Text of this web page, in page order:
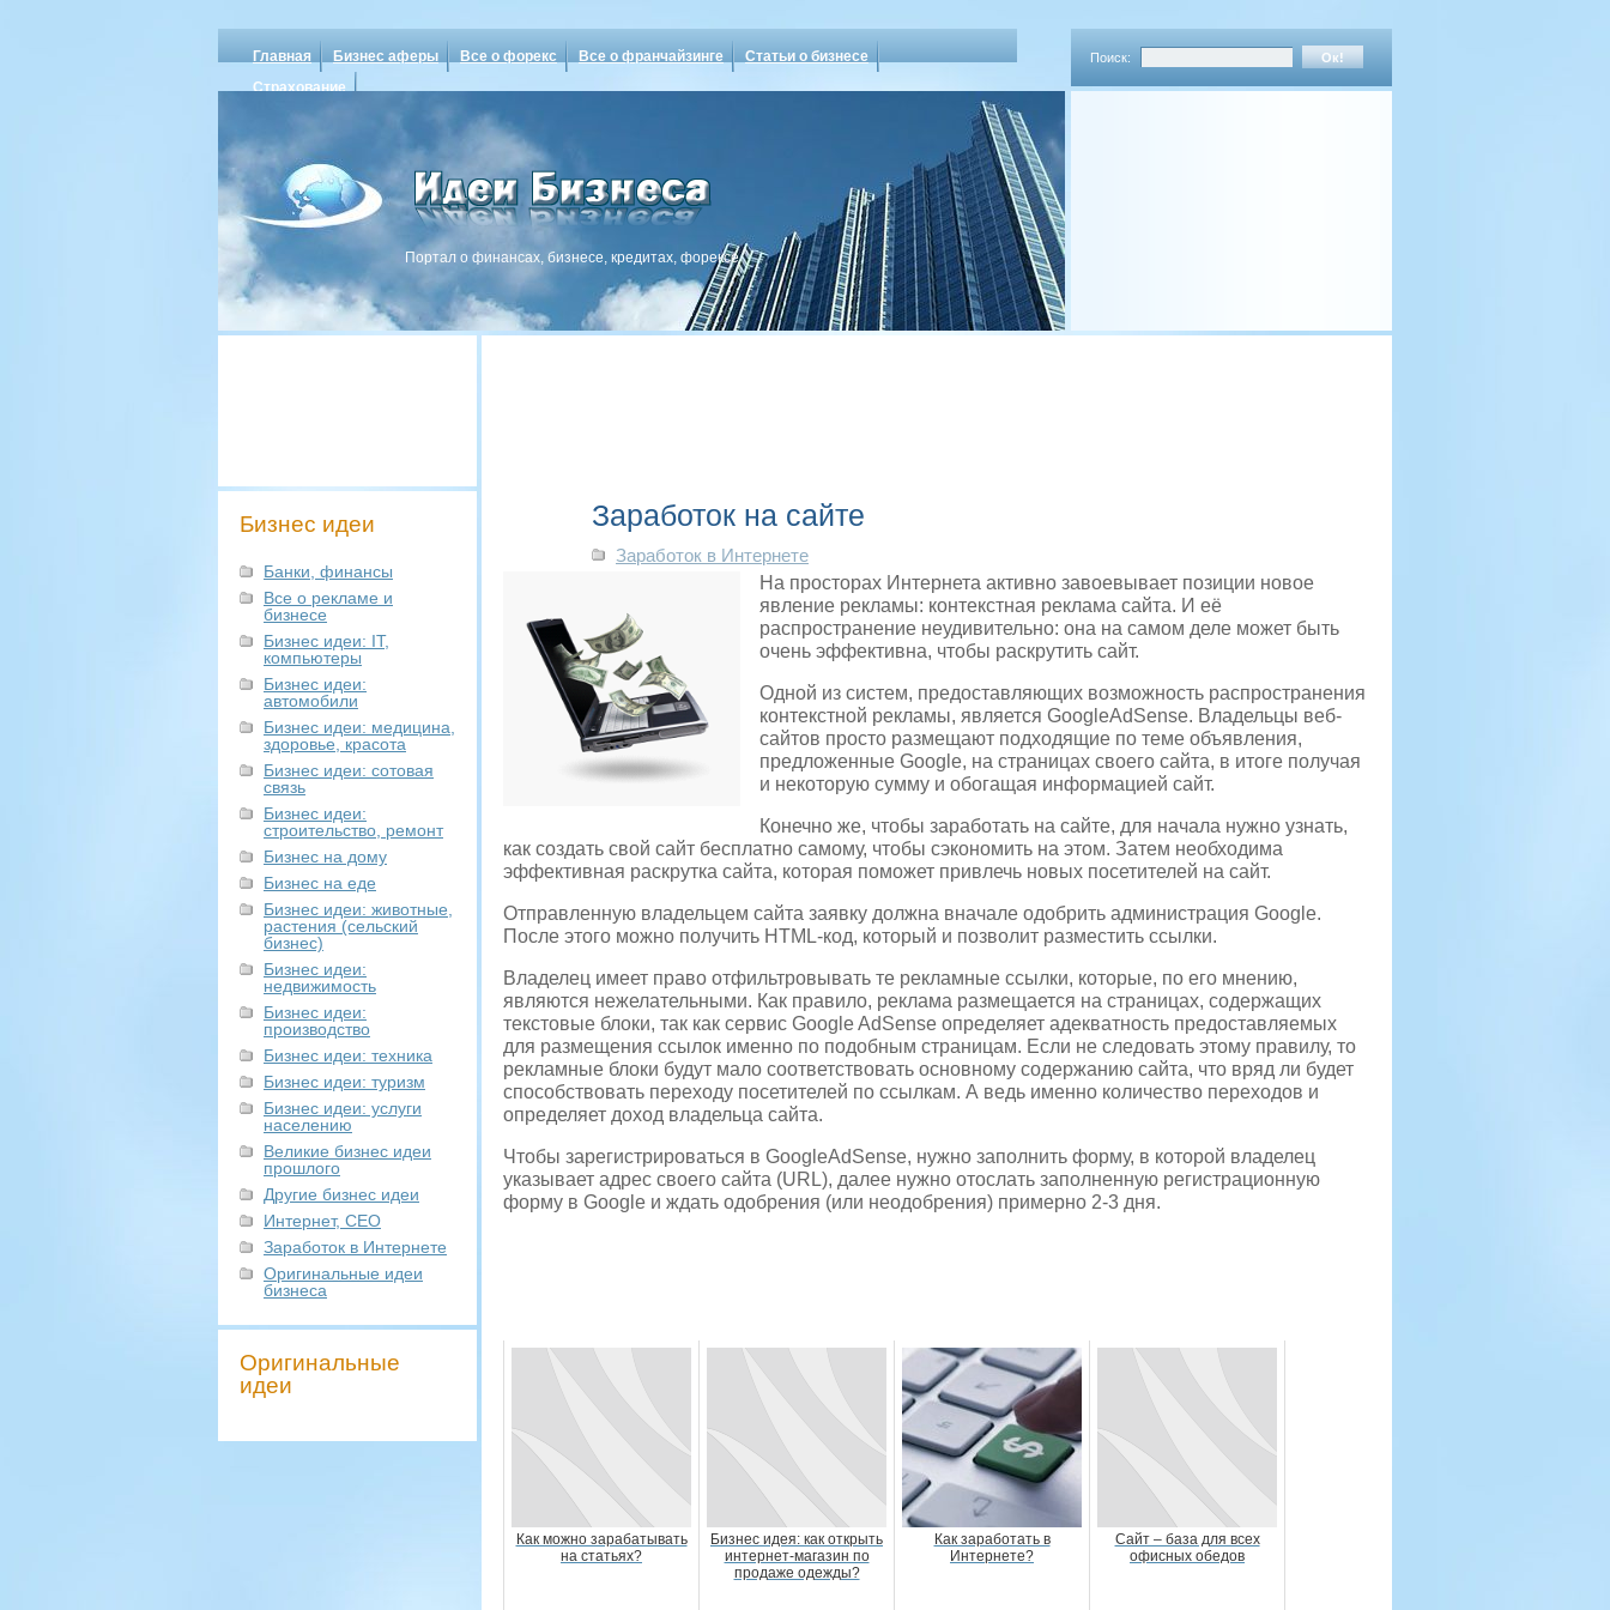
Главная Бизнес аферы Все о форекс Все о франчайзинге
Статьи о бизнесе
Страхование
Поиск:
Портал о финансах, бизнесе, кредитах, форексе
Бизнес идеи
Банки, финансы
Все о рекламе и
бизнесе
Бизнес идеи: IT,
компьютеры
Бизнес идеи:
автомобили
Бизнес идеи: медицина,
здоровье, красота
Бизнес идеи: сотовая
связь
Бизнес идеи:
строительство, ремонт
Бизнес на дому
Бизнес на еде
Бизнес идеи: животные,
растения (сельский
бизнес)
Бизнес идеи:
недвижимость
Бизнес идеи:
производство
Бизнес идеи: техника
Бизнес идеи: туризм
Бизнес идеи: услуги
населению
Великие бизнес идеи
прошлого
Другие бизнес идеи
Интернет, СЕО
Заработок в Интернете
Оригинальные идеи
бизнеса
Оригинальные
идеи
Заработок на сайте
Заработок в Интернете
На просторах Интернета активно завоевывает позиции новое
явление рекламы: контекстная реклама сайта. И её
распространение неудивительно: она на самом деле может быть
очень эффективна, чтобы раскрутить сайт.
Одной из систем, предоставляющих возможность распространения
контекстной рекламы, является GoogleAdSense. Владельцы веб-
сайтов просто размещают подходящие по теме объявления,
предложенные Google, на страницах своего сайта, в итоге получая
и некоторую сумму и обогащая информацией сайт.
Конечно же, чтобы заработать на сайте, для начала нужно узнать,
как создать свой сайт бесплатно самому, чтобы сэкономить на этом. Затем необходима
эффективная раскрутка сайта, которая поможет привлечь новых посетителей на сайт.
Отправленную владельцем сайта заявку должна вначале одобрить администрация Google.
После этого можно получить HTML-код, который и позволит разместить ссылки.
Владелец имеет право отфильтровывать те рекламные ссылки, которые, по его мнению,
являются нежелательными. Как правило, реклама размещается на страницах, содержащих
текстовые блоки, так как сервис Google AdSense определяет адекватность предоставляемых
для размещения ссылок именно по подобным страницам. Если не следовать этому правилу, то
рекламные блоки будут мало соответствовать основному содержанию сайта, что вряд ли будет
способствовать переходу посетителей по ссылкам. А ведь именно количество переходов и
определяет доход владельца сайта.
Чтобы зарегистрироваться в GoogleAdSense, нужно заполнить форму, в которой владелец
указывает адрес своего сайта (URL), далее нужно отослать заполненную регистрационную
форму в Google и ждать одобрения (или неодобрения) примерно 2-3 дня.
Как можно зарабатывать
на статьях?
Бизнес идея: как открыть
интернет-магазин по
продаже одежды?
Как заработать в
Интернете?
Сайт – база для всех
офисных обедов